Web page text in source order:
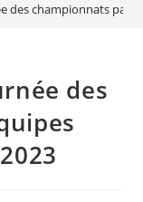
des championnats par
des